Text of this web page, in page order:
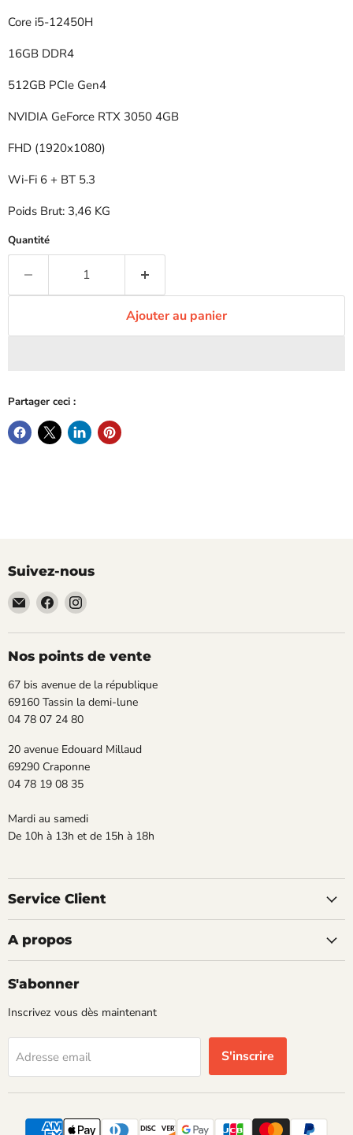
Core i5-12450H
16GB DDR4
512GB PCIe Gen4
NVIDIA GeForce RTX 3050 4GB
FHD (1920x1080)
Wi-Fi 6 + BT 5.3
Poids Brut: 3,46 KG
Quantité
Ajouter au panier
Partager ceci :
Suivez-nous
Email
TECLAB
Trouvez-
nous
sur
Facebook
Trouvez-
sur
Instagram
Nos points de vente
67 bis avenue de la république
69160 Tassin la demi-lune
04 78 07 24 80
20 avenue Edouard Millaud
69290 Craponne
04 78 19 08 35
Mardi au samedi
De 10h à 13h et de 15h à 18h
Service Client
A propos
S'abonner
Inscrivez vous dès maintenant
Adresse email S'inscrire